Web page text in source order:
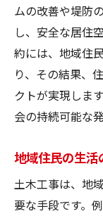
地域特
安心し
土木工事
都市計
公共ス
地域資
持続可
ムの改善や堤防
し、安全な居住
約には、地域住
り、その結果、
クトが実現しま
会の持続可能な
地域住民の生
土木工事は、地
要な手段です。